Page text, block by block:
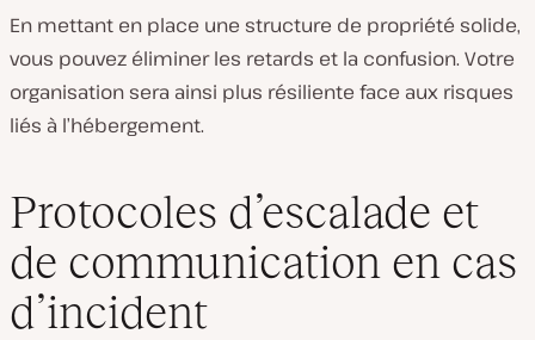
En mettant en place une structure de propriété solide,
vous pouvez éliminer les retards et la confusion. Votre
organisation sera ainsi plus résiliente face aux risques
liés à l’hébergement.
Protocoles d’escalade et
de communication en cas
d’incident